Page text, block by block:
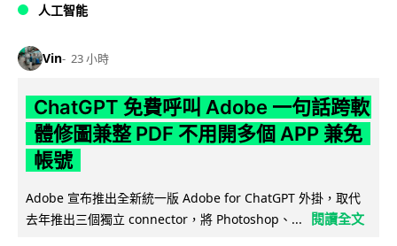
人工智能
Vin 23 小時
ChatGPT 免費呼叫 Adobe 一句話跨軟
體修圖兼整 PDF 不用開多個 APP 兼免
帳號
Adobe 宣布推出全新統一版 Adobe for ChatGPT 外掛，取代
去年推出三個獨立 connector，將 Photoshop、...
閱讀全文